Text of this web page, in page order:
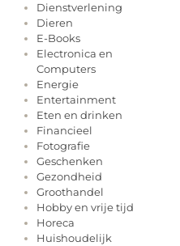
Dienstverlening
Dieren
E-Books
Electronica en
Computers
Energie
Entertainment
Eten en drinken
Financieel
Fotografie
Geschenken
Gezondheid
Groothandel
Hobby en vrije tijd
Horeca
Huishoudelijk